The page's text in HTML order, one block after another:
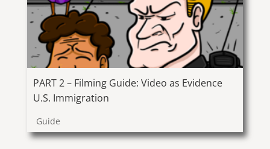
PART 2 – Filming Guide: Video as Evidence
U.S. Immigration
Guide